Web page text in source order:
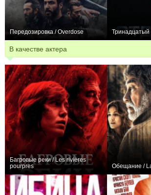
Передозировка / Overdose Тринадцатый
В качестве актера
Багровые реки / Les rivières
pourpres
Обещание /